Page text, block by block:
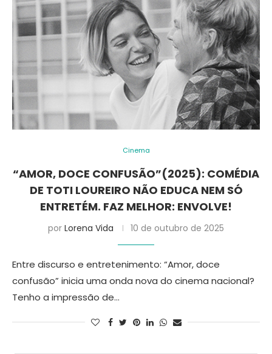
Cinema
“AMOR, DOCE CONFUSÃO”(2025): COMÉDIA
DE TOTI LOUREIRO NÃO EDUCA NEM SÓ
ENTRETÉM. FAZ MELHOR: ENVOLVE!
por Lorena Vida 10 de outubro de 2025
Entre discurso e entretenimento: “Amor, doce
confusão” inicia uma onda nova do cinema nacional?
Tenho a impressão de…